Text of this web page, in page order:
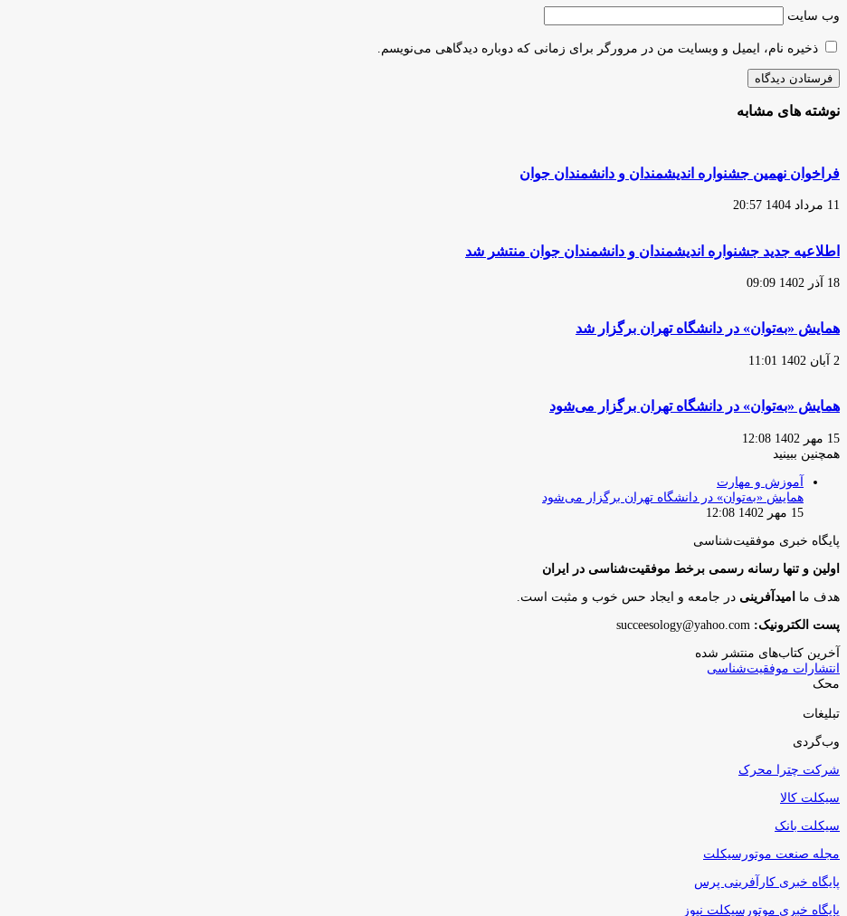
وب‌ سایت
ذخیره نام، ایمیل و وبسایت من در مرورگر برای زمانی که دوباره دیدگاهی می‌نویسم.
نوشته های مشابه
فراخوان نهمین جشنواره اندیشمندان و دانشمندان جوان
11 مرداد 1404 20:57
اطلاعیه جدید جشنواره اندیشمندان و دانشمندان جوان منتشر شد
18 آذر 1402 09:09
همایش «به‌توان» در دانشگاه تهران برگزار شد
2 آبان 1402 11:01
همایش «به‌توان» در دانشگاه تهران برگزار می‌شود
15 مهر 1402 12:08
همچنین ببینید
آموزش و مهارت
همایش «به‌توان» در دانشگاه تهران برگزار می‌شود
15 مهر 1402 12:08
پایگاه‌ خبری موفقیت‌شناسی
اولین و تنها رسانه رسمی برخط موفقیت‌شناسی در ایران
هدف ما امیدآفرینی در جامعه و ایجاد حس خوب و مثبت است.
پست الکترونیک:
آخرین کتاب‌های منتشر شده
انتشارات موفقیت‌شناسی
محک
تبلیغات
وب‌گردی
شرکت چترا محرک
سیکلت کالا
سیکلت بانک
مجله صنعت موتورسیکلت
پایگاه خبری کارآفرینی پرس
پایگاه خبری موتورسیکلت نیوز